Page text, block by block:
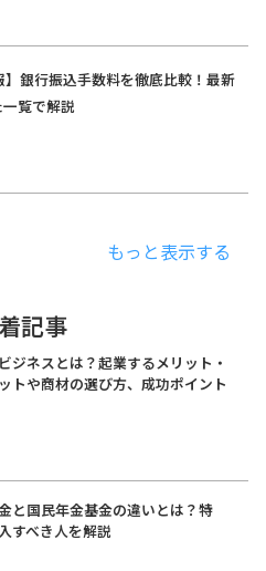
】銀行振込手数料を徹底比較！最新
覧で解説
もっと表示する
記事
ジネスとは？起業するメリット・
トや商材の選び方、成功ポイント
と国民年金基金の違いとは？特
すべき人を解説